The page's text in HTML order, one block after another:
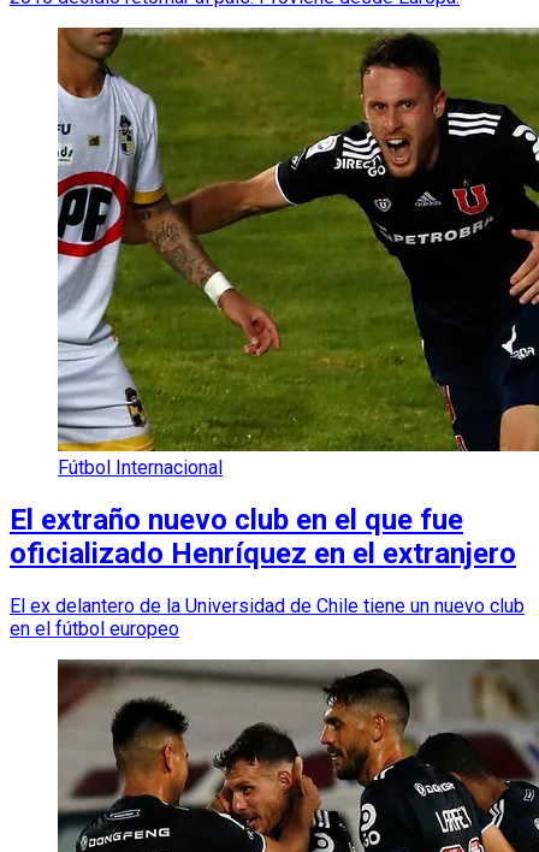
Fútbol Internacional
El extraño nuevo club en el que fue
oficializado Henríquez en el extranjero
El ex delantero de la Universidad de Chile tiene un nuevo club
en el fútbol europeo